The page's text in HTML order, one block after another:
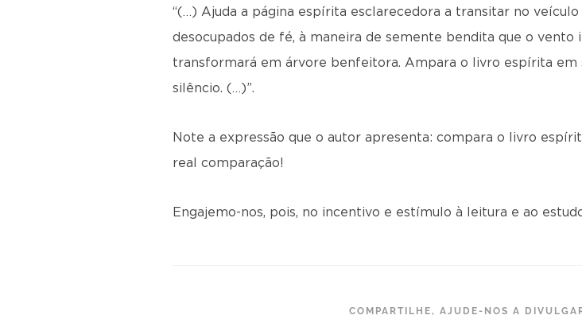
“(…) Ajuda a página espírita esclarecedora a transitar no
desocupados de fé, à maneira de semente bendita que o vento
transformará em árvore benfeitora. Ampara o livro espírita em
silêncio. (…)”.
Note a expressão que o autor apresenta: compara o livro
real comparação!
Engajemo-nos, pois, no incentivo e estímulo à leitura e ao
COMPARTILHE, AJUDE-NOS A